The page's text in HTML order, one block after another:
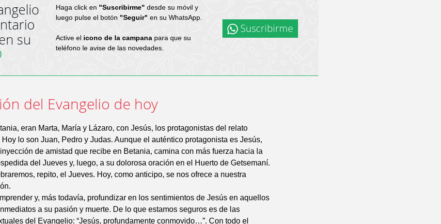
su
Haga click en "Suscribirme" desde su móvil y
luego pulse el botón "Seguir" en su WhatsApp.
Active el icono de la campanapara que su
teléfono le avise de las novedades.
Suscribirme
del Evangelio de hoy
eran Marta, María y Lázaro, con Jesús, los protagonistas del relato
lo son Juan, Pedro y Judas. Aunque el auténtico protagonista es Jesús,
de amistad que recibe en Betania, camina con más fuerza hacia la
del Jueves y, luego, a su dolorosa oración en el Huerto de Getsemaní.
repito, el Jueves. Hoy, como anticipo, se nos ofrece a nuestra
y, más todavía, profundizar en los sentimientos de Jesús en aquellos
a su pasión y muerte. De lo que estamos seguros es de las
del Evangelio: “Jesús, profundamente conmovido…”. Con todo el